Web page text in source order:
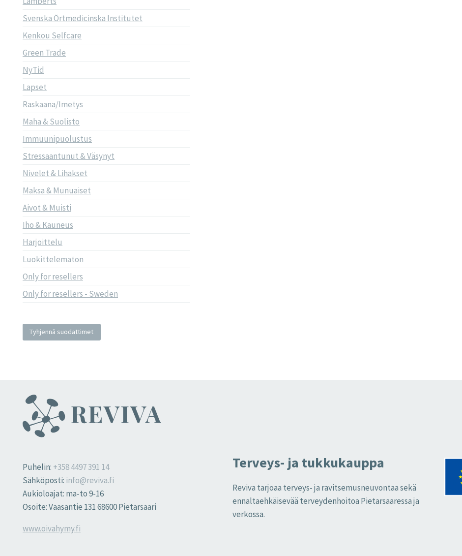
Svenska Örtmedicinska Institutet
Kenkou Selfcare
Green Trade
NyTid
Lapset
Raskaana/Imetys
Maha & Suolisto
Immuunipuolustus
Stressaantunut & Väsynyt
Nivelet & Lihakset
Maksa & Munuaiset
Aivot & Muisti
Iho & Kauneus
Harjoittelu
Luokittelematon
Only for resellers
Only for resellers - Sweden
Tyhjennä suodattimet
Puhelin: +358 4497 391 14
Sähköposti: info@reviva.fi
Aukioloajat: ma-to 9-16
Osoite: Vaasantie 131 68600 Pietarsaari
www.oivahymy.fi
Terveys- ja tukkukauppa
Reviva tarjoaa terveys- ja ravitsemusneuvontaa sekä
ennaltaehkäisevää terveydenhoitoa Pietarsaaressa ja
verkossa.